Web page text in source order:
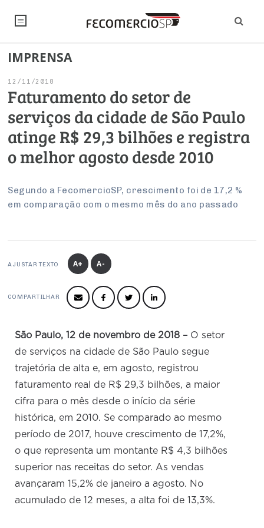
NOTÍCIAS
Artigos
Institucional
Debates Fecomercio-SP
PROJETOS ESPECIAIS:
UM BRASIL
Economia
Pesquisas
Brasil
Internacional
Modernização do Estado
Inteligência Artificial
Legislação
Empresas
Reforma Tributária
Varejo
Turismo
PROJETOS ESPECIAIS:
Sustentabilidade
PROJETOS ESPECIAIS:
COP30
PESQUISAS
FALE CONOSCO
Sobre
Serviços
Cecomercio
Licitações
Prêmio de Sustentabilidade
CONSELHOS
Conselho de Emprego e Relações do Trabalho
Conselho Estadual de Defesa do Contribuinte
Conselho do Comércio Atacadista
Conselho de Serviços
Conselho de Relações Internacionais
Conselho de Sustentabilidade
Conselho de Comércio Eletrônico
EMPRESAS
Produtos e Serviços
IMPRENSA
12/11/2018
Faturamento do setor de
serviços da cidade de São Paulo
atinge R$ 29,3 bilhões e registra
o melhor agosto desde 2010
Segundo a FecomercioSP, crescimento foi de 17,2 %
em comparação com o mesmo mês do ano passado
AJUSTAR TEXTO A+ A-
COMPARTILHAR
São Paulo, 12 de novembro de 2018 – O setor
de serviços na cidade de São Paulo segue
trajetória de alta e, em agosto, registrou
faturamento real de R$ 29,3 bilhões, a maior
cifra para o mês desde o início da série
histórica, em 2010. Se comparado ao mesmo
período de 2017, houve crescimento de 17,2%,
o que representa um montante R$ 4,3 bilhões
superior nas receitas do setor. As vendas
avançaram 15,2% de janeiro a agosto. No
acumulado de 12 meses, a alta foi de 13,3%.